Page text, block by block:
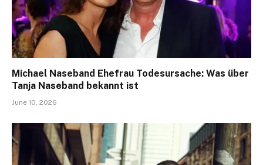
Michael Naseband Ehefrau Todesursache: Was über
Tanja Naseband bekannt ist
June 10, 2026